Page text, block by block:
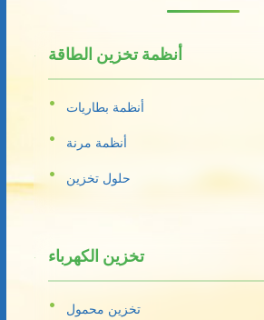
أنظمة تخزين الطاقة
أنظمة بطاريات
أنظمة مرنة
حلول تخزين
تخزين الكهرباء
تخزين محمول